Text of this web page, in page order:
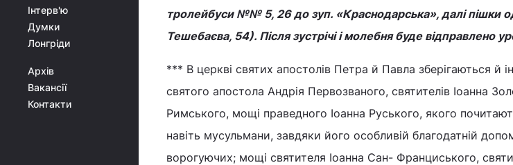
Інтерв'ю
Думки
Лонгріди
Архів
Вакансії
Контакти
тролейбуси №№ 5, 26 до зуп. «Краснодарська», далі пішки
Тешебаєва, 54). Після зустрічі і молебня буде відправлено
*** В церкві святих апостолів Петра й Павла зберігаються й
святого апостола Андрія Первозваного, святителів Іоанна
Римського, мощі праведного Іоанна Руського, якого
навіть мусульмани, завдяки його особливій благодатній
ворогуючих; мощі святителя Іоанна Сан- Франциського,